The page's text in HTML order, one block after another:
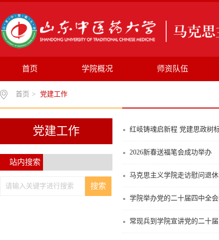
首页 学院概况 师资队伍
首页 > 党建工作
党建工作
站内搜索
红岐铸魂启新程 党建思政
2026新春送福笔会成功举办
马克思主义学院走访慰问退
学院举办党的二十届四中全
常现兵到学院宣讲党的二十